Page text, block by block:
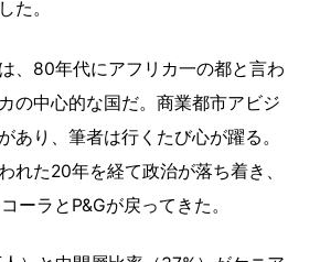
た。
は、80年代にアフリカ一の都と言わ
の中心的な国だ。商業都市アビジ
あり、筆者は行くたび心が躍る。
れた20年を経て政治が落ち着き、
ーラとP&Gが戻ってきた。